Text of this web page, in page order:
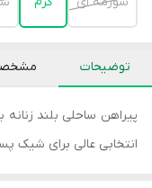
توضیحات
پیراهن ساحلی بلند
انتخابی عالی برای شیک